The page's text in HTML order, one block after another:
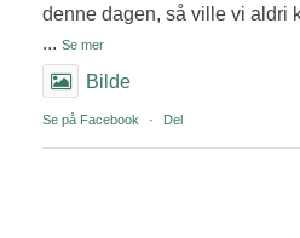
denne dagen, så ville vi aldri
... Se mer
Bilde
Se på Facebook · Del